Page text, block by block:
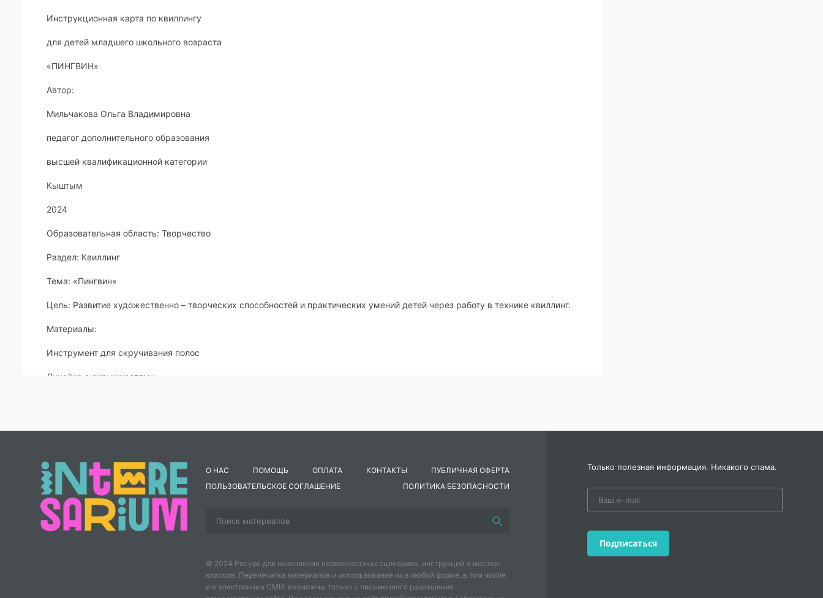
Инструкционная карта по квиллингу
для детей младшего школьного возраста
«ПИНГВИН»
Автор:
Мильчакова Ольга Владимировна
педагог дополнительного образования
высшей квалификационной категории
Кыштым
2024
Образовательная область: Творчество
Раздел: Квиллинг
Тема: «Пингвин»
Цель: Развитие художественно – творческих способностей и практических умений детей через работу в технике квиллинг.
Материалы:
Инструмент для скручивания полос
Линейка с окружностями
План работы:
1. Рассматривание и объяснение инструкционной карты;
2. Скручивание заготовок;
О НАС ПОМОЩЬ ОПЛАТА КОНТАКТЫ
ПУБЛИЧНАЯ ОФЕРТА
ПОЛЬЗОВАТЕЛЬСКОЕ СОГЛАШЕНИЕ
ПОЛИТИКА БЕЗОПАСНОСТИ
© 2024 Ресурс для накопления первоклассных сценариев, инструкций и мастер-
классов. Перепечатка материалов и использование их в любой форме, в том числе
и в электронных СМИ, возможны только с письменного разрешения
Только полезная информация. Никакого спама.
Подписаться